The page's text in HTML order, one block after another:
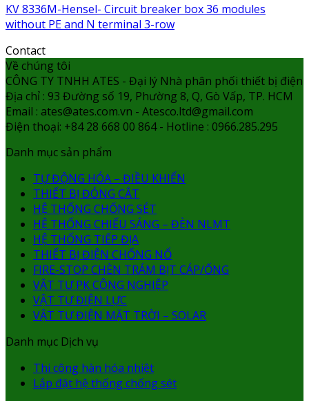
KV 8336M-Hensel- Circuit breaker box 36 modules
without PE and N terminal 3-row
Contact
Về chúng tôi
CÔNG TY TNHH ATES - Đại lý Nhà phân phối thiết bị điện
Địa chỉ : 93 Đường số 19, Phường 8, Q, Gò Vấp, TP. HCM
Email : ates@ates.com.vn - Atesco.ltd@gmail.com
Điện thoại: +84 28 668 00 864 - Hotline : 0966.285.295
Danh mục sản phẩm
TỰ ĐỘNG HÓA – ĐIỀU KHIỂN
THIẾT BỊ ĐÓNG CẮT
HỆ THỐNG CHỐNG SÉT
HỆ THỐNG CHIẾU SÁNG – ĐÈN NLMT
HỆ THỐNG TIẾP ĐỊA
THIẾT BỊ ĐIỆN CHỐNG NỔ
FIRE-STOP CHÈN TRÁM BỊT CÁP/ỐNG
VẬT TƯ PK CÔNG NGHIỆP
VẬT TƯ ĐIỆN LỰC
VẬT TƯ ĐIỆN MẶT TRỜI – SOLAR
Danh mục Dịch vụ
Thi công hàn hóa nhiệt
Lắp đặt hệ thống chống sét